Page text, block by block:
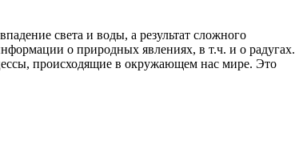
о природных явлениях, в т.ч. и о радугах.
происходящие в окружающем нас мире. Это